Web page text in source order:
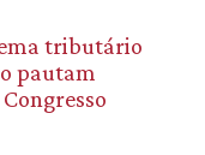
tributário
pautam